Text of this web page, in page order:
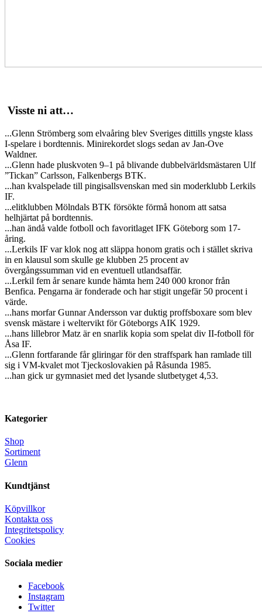
Visste ni att…
...Glenn Strömberg som elvaåring blev Sveriges dittills yngste klass
I-spelare i bordtennis. Minirekordet slogs sedan av Jan-Ove
Waldner.
...Glenn hade pluskvoten 9–1 på blivande dubbelvärldsmästaren Ulf
”Tickan” Carlsson, Falkenbergs BTK.
...han kvalspelade till pingisallsvenskan med sin moderklubb Lerkils
IF.
...elitklubben Mölndals BTK försökte förmå honom att satsa
helhjärtat på bordtennis.
...han ändå valde fotboll och favoritlaget IFK Göteborg som 17-
åring.
...Lerkils IF var klok nog att släppa honom gratis och i stället skriva
in en klausul som skulle ge klubben 25 procent av
övergångssumman vid en eventuell utlandsaffär.
...Lerkil fem år senare kunde hämta hem 240 000 kronor från
Benfica. Pengarna är fonderade och har stigit ungefär 50 procent i
värde.
...hans morfar Gunnar Andersson var duktig proffsboxare som blev
svensk mästare i weltervikt för Göteborgs AIK 1929.
...hans lillebror Matz är en snarlik kopia som spelat div II-fotboll för
Åsa IF.
...Glenn fortfarande får gliringar för den straffspark han ramlade till
sig i VM-kvalet mot Tjeckoslovakien på Råsunda 1985.
...han gick ur gymnasiet med det lysande slutbetyget 4,53.
Kategorier
Shop
Sortiment
Glenn
Kundtjänst
Köpvillkor
Kontakta oss
Integritetspolicy
Cookies
Sociala medier
Facebook
Instagram
Twitter